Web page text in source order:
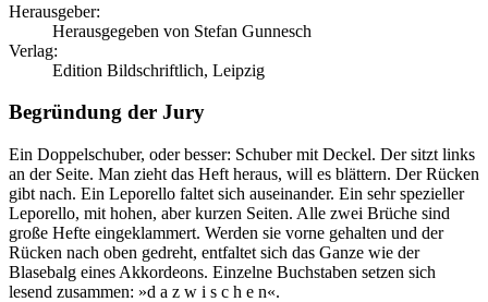
Herausgeber:
Herausgegeben von Stefan Gunnesch
Verlag:
Edition Bildschriftlich, Leipzig
Begründung der Jury
Ein Doppelschuber, oder besser: Schuber mit Deckel. Der sitzt links
an der Seite. Man zieht das Heft heraus, will es blättern. Der Rücken
gibt nach. Ein Leporello faltet sich auseinander. Ein sehr spezieller
Leporello, mit hohen, aber kurzen Seiten. Alle zwei Brüche sind
große Hefte eingeklammert. Werden sie vorne gehalten und der
Rücken nach oben gedreht, entfaltet sich das Ganze wie der
Blasebalg eines Akkordeons. Einzelne Buchstaben setzen sich
lesend zusammen: »d a z w i s c h e n«.